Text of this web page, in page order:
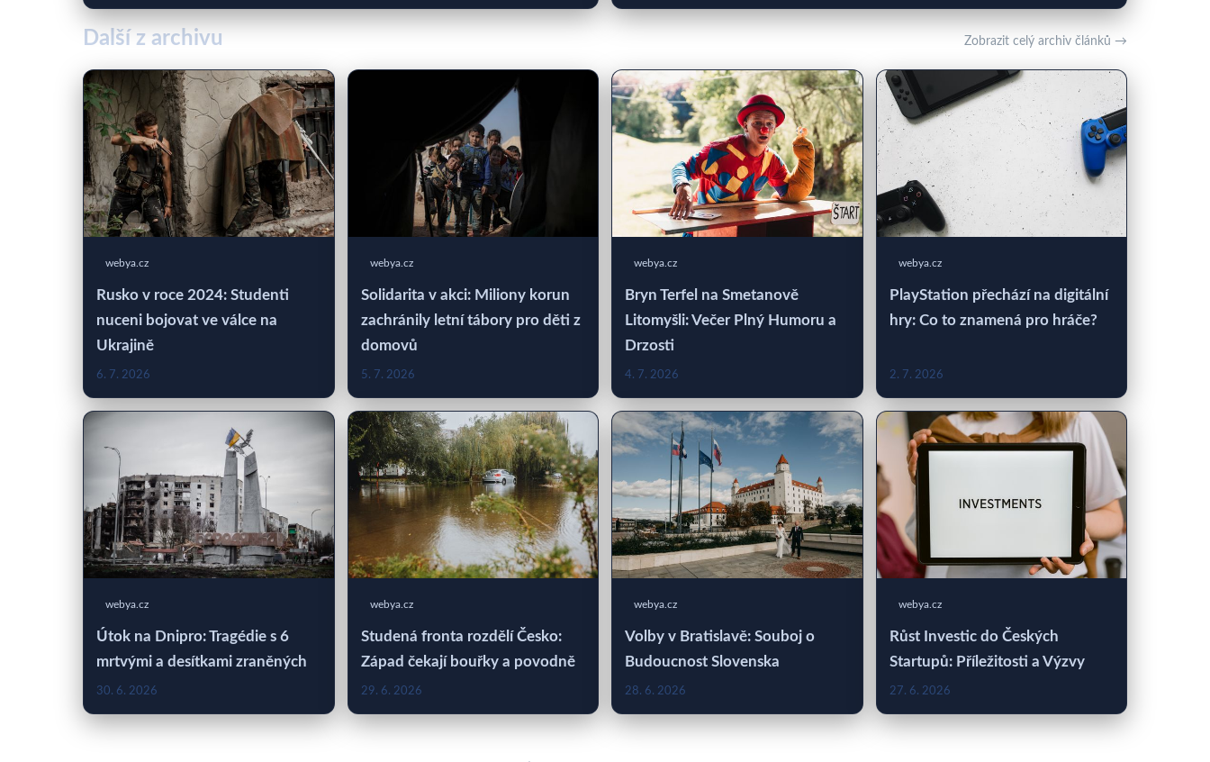
Další z archivu Zobrazit celý archiv článků →
webya.cz
Rusko v roce 2024: Studenti
nuceni bojovat ve válce na
Ukrajině
6. 7. 2026
webya.cz
Solidarita v akci: Miliony korun
zachránily letní tábory pro děti z
domovů
5. 7. 2026
webya.cz
Bryn Terfel na Smetanově
Litomyšli: Večer Plný Humoru a
Drzosti
4. 7. 2026
webya.cz
PlayStation přechází na digitální
hry: Co to znamená pro hráče?
2. 7. 2026
webya.cz
Útok na Dnipro: Tragédie s 6
mrtvými a desítkami zraněných
30. 6. 2026
webya.cz
Studená fronta rozdělí Česko:
Západ čekají bouřky a povodně
29. 6. 2026
webya.cz
Volby v Bratislavě: Souboj o
Budoucnost Slovenska
28. 6. 2026
webya.cz
Růst Investic do Českých
Startupů: Příležitosti a Výzvy
27. 6. 2026